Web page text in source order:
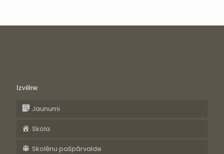
Izvēlne
Jaunumi
Skola
Skolēnu pašpārvalde